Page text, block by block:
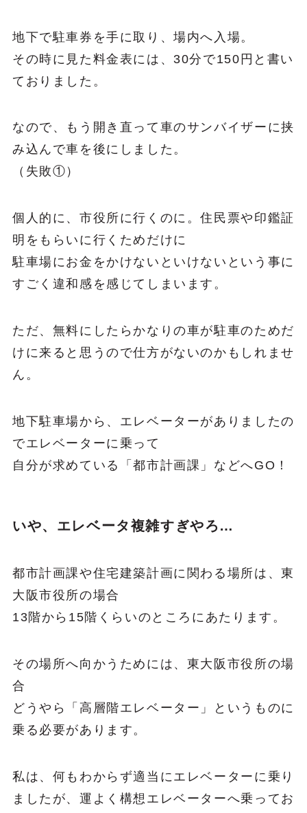
地下で駐車券を手に取り、場内へ入場。
その時に見た料金表には、30分で150円と書い
ておりました。
なので、もう開き直って車のサンバイザーに挟
み込んで車を後にしました。
（失敗①）
個人的に、市役所に行くのに。住民票や印鑑証
明をもらいに行くためだけに
駐車場にお金をかけないといけないという事に
すごく違和感を感じてしまいます。
ただ、無料にしたらかなりの車が駐車のためだ
けに来ると思うので仕方がないのかもしれませ
ん。
地下駐車場から、エレベーターがありましたの
でエレベーターに乗って
自分が求めている「都市計画課」などへGO！
いや、エレベータ複雑すぎやろ…
都市計画課や住宅建築計画に関わる場所は、東
大阪市役所の場合
13階から15階くらいのところにあたります。
その場所へ向かうためには、東大阪市役所の場
合
どうやら「高層階エレベーター」というものに
乗る必要があります。
私は、何もわからず適当にエレベーターに乗り
ましたが、運よく構想エレベーターへ乗ってお